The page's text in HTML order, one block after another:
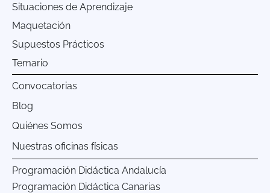
Situaciones de Aprendizaje
Maquetación
Supuestos Prácticos
Temario
Programación Didáctica Andalucía
Programación Didáctica Canarias
Convocatorias
Blog
Quiénes Somos
Nuestras oficinas físicas